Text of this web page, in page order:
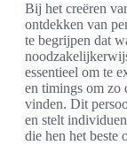
Bij het creëren
ontdekken van
te begrijpen dat
essentieel om te
en timings om zo
vinden. Dit
en stelt
die hen het beste